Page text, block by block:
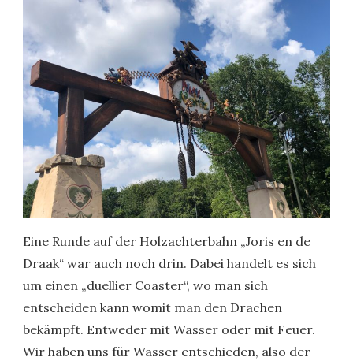
Eine Runde auf der Holzachterbahn „Joris en de
Draak“ war auch noch drin. Dabei handelt es sich
um einen „duellier Coaster“, wo man sich
entscheiden kann womit man den Drachen
bekämpft. Entweder mit Wasser oder mit Feuer.
Wir haben uns für Wasser entschieden, also der